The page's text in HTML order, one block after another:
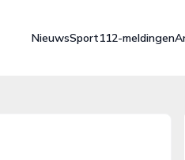
NieuwsSport112-meldingen